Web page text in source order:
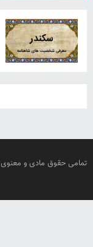
تمامی حقوق مادی و